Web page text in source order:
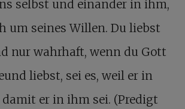
selbst und einander in ihm,
um seines Willen. Du liebst
nur wahrhaft, wenn du Gott
liebst, sei es, weil er in
er in ihm sei. (Predigt